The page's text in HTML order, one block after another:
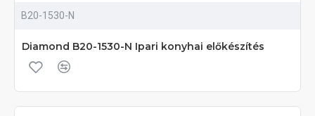
B20-1530-N
Diamond B20-1530-N Ipari konyhai előkészítés